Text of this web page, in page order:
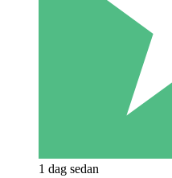
1 dag sedan